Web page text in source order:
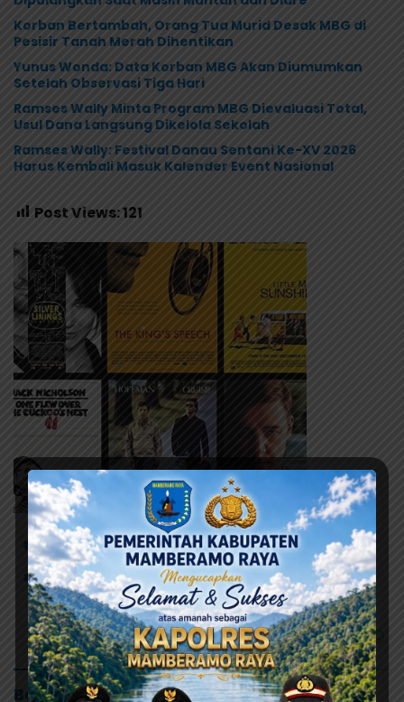
Korban Bertambah, Orang Tua Murid Desak MBG di
Pesisir Tanah Merah Dihentikan
Yunus Wonda: Data Korban MBG Akan Diumumkan
Setelah Observasi Tiga Hari
Ramses Wally Minta Program MBG Dievaluasi Total,
Usul Dana Langsung Dikelola Sekolah
Ramses Wally: Festival Danau Sentani Ke-XV 2026
Harus Kembali Masuk Kalender Event Nasional
Post Views:121
# Bupati Cup II
# Kadispora
# Sri Hadi Pamenang
#Jayapura
Baca Juga